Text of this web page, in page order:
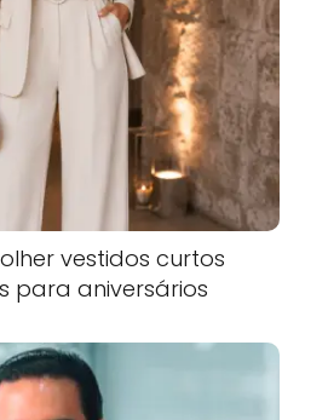
vestidos curtos
para aniversários